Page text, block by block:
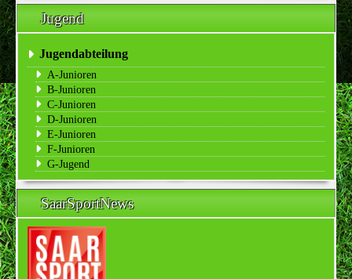
Jugend
Jugendabteilung
A-Junioren
B-Junioren
C-Junioren
D-Junioren
E-Junioren
F-Junioren
G-Jugend
SaarSportNews